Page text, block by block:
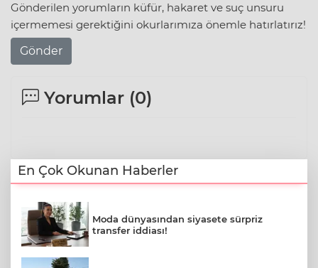
Gönderilen yorumların küfür, hakaret ve suç unsuru
içermemesi gerektiğini okurlarımıza önemle hatırlatırız!
Gönder
Yorumlar (0)
En Çok Okunan Haberler
Moda dünyasından siyasete sürpriz
transfer iddiası!